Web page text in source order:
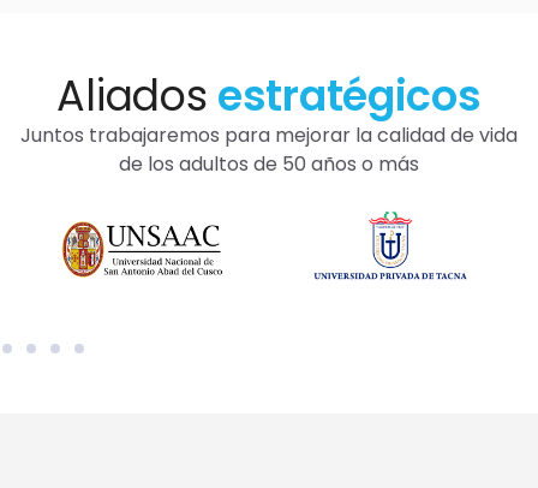
Aliados estratégicos
Juntos trabajaremos para mejorar la calidad de vida
de los adultos de 50 años o más